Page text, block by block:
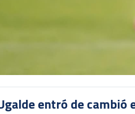
entró de cambió